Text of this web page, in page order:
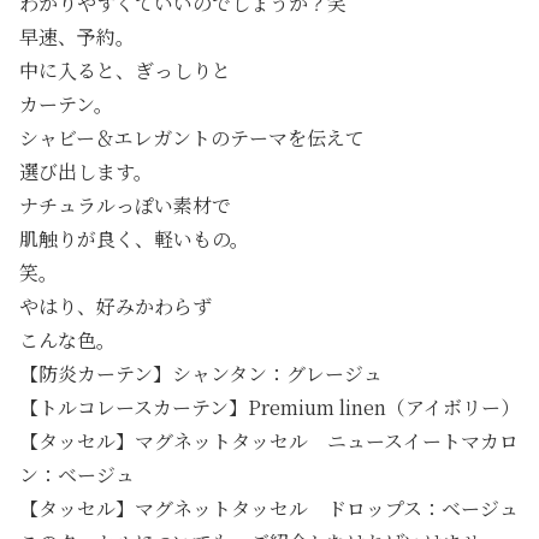
早速、予約。
中に入ると、ぎっしりと
カーテン。
シャビー＆エレガントのテーマを伝えて
選び出します。
ナチュラルっぽい素材で
肌触りが良く、軽いもの。
笑。
やはり、好みかわらず
こんな色。
【防炎カーテン】シャンタン：グレージュ
【トルコレースカーテン】Premium linen（アイボリー）
【タッセル】マグネットタッセル ニュースイートマカロ
ン：ベージュ
【タッセル】マグネットタッセル ドロップス：ベージュ